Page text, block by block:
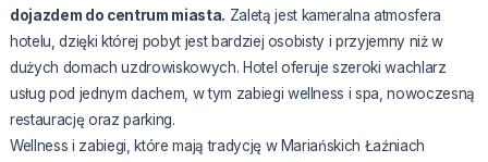
dojazdem do centrum miasta. Zaletą jest kameralna atmosfera
hotelu, dzięki której pobyt jest bardziej osobisty i przyjemny niż w
dużych domach uzdrowiskowych. Hotel oferuje szeroki wachlarz
usług pod jednym dachem, w tym zabiegi wellness i spa, nowoczesną
restaurację oraz parking.
Wellness i zabiegi, które mają tradycję w Mariańskich Łaźniach